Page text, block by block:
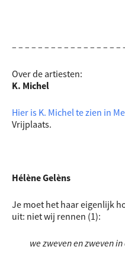
– – – – – – – – – – – – – – – – –
Over de artiesten:
K. Michel
Hier is K. Michel te zien in
Vrijplaats.
Hélène Gelèns
Je moet het haar eigenlijk
uit: niet wij rennen (1):
we zweven en zweven